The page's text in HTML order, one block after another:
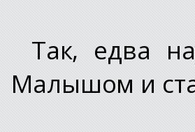
Так, едва
Малышом и